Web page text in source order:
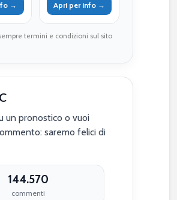
→ Apri per info →
termini e condizioni sul sito
un pronostico o vuoi
saremo felici di
144.570
commenti